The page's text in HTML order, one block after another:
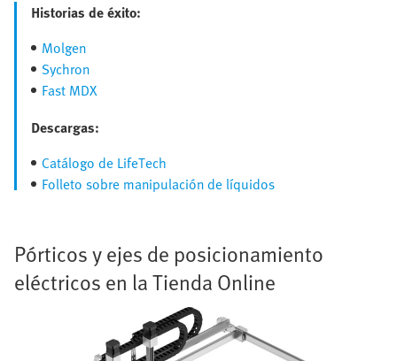
Historias de éxito:
Molgen
Sychron
Fast MDX
Descargas:
Catálogo de LifeTech
Folleto sobre manipulación de líquidos
Pórticos y ejes de posicionamiento
eléctricos en la Tienda Online